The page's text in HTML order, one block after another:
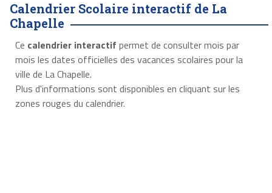
Calendrier Scolaire interactif de La
Chapelle
Ce calendrier interactif permet de consulter mois par
mois les dates officielles des vacances scolaires pour la
ville de La Chapelle.
Plus d'informations sont disponibles en cliquant sur les
zones rouges du calendrier.